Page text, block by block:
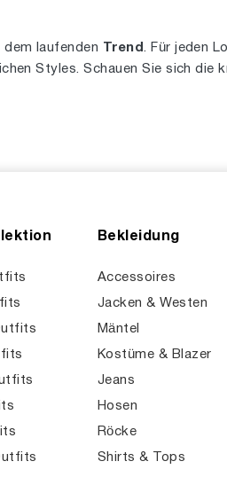
laufenden Trend. Für jeden
Styles. Schauen Sie sich die
Bekleidung
Accessoires
Jacken & Westen
Mäntel
Kostüme & Blazer
Jeans
Hosen
Röcke
Shirts & Tops